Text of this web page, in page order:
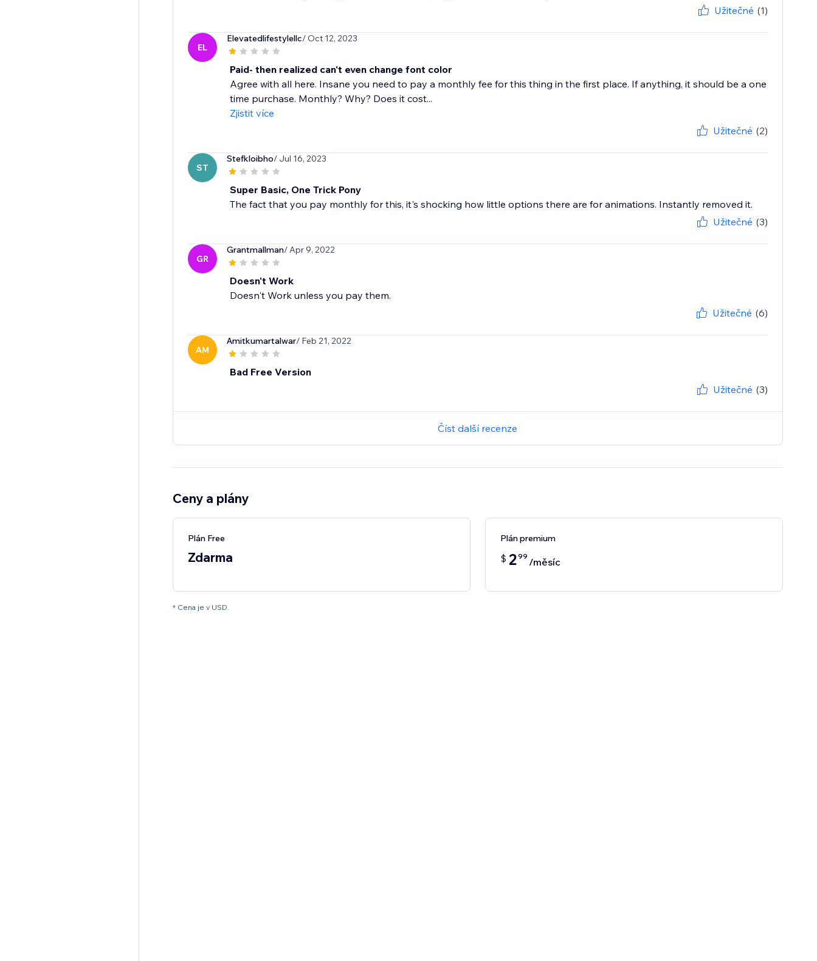
Užitečné (1)
EL
Elevatedlifestylellc/ Oct 12, 2023
Paid- then realized can't even change font color
Agree with all here. Insane you need to pay a monthly fee for this thing in the first place. If anything, it should be a one
time purchase. Monthly? Why? Does it cost...
Zjistit více
Užitečné (2)
ST
Stefkloibho/ Jul 16, 2023
Super Basic, One Trick Pony
The fact that you pay monthly for this, it's shocking how little options there are for animations. Instantly removed it.
Užitečné (3)
GR
Grantmallman/ Apr 9, 2022
Doesn't Work
Doesn't Work unless you pay them.
Užitečné (6)
AM
Amitkumartalwar/ Feb 21, 2022
Bad Free Version
Užitečné (3)
Číst další recenze
Ceny a plány
Plán Free
Zdarma
Plán premium
$ 299 /měsíc
* Cena je v USD.